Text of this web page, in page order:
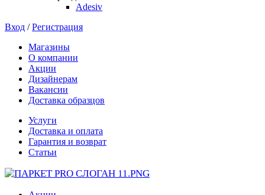
Adesiv
Вход /Регистрация
Магазины
О компании
Акции
Дизайнерам
Вакансии
Доставка образцов
Услуги
Доставка и оплата
Гарантия и возврат
Статьи